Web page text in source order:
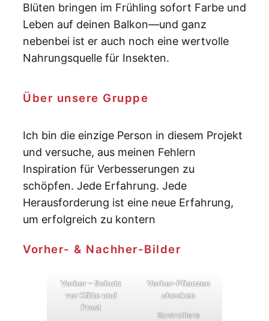
Blüten bringen im Frühling sofort Farbe und
Leben auf deinen Balkon—und ganz
nebenbei ist er auch noch eine wertvolle
Nahrungsquelle für Insekten.
Über unsere Gruppe
Ich bin die einzige Person in diesem Projekt
und versuche, aus meinen Fehlern
Inspiration für Verbesserungen zu
schöpfen. Jede Erfahrung. Jede
Herausforderung ist eine neue Erfahrung,
um erfolgreich zu kontern
Vorher- & Nachher-Bilder
Vorher – Schutz
vor Kälte und
Frost
Vorher-Pflanzen
checken
Kontrolliere